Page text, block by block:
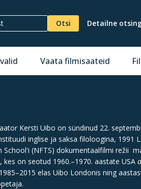
Otsi Detailne
Vaata filmisaateid
Kersti Uibo on sündinud 22.
inglise ja saksa filoloogina, 1991
School'i (NFTS) dokumentaalfilmi režii
on seotud 1960.–1970. aastate USA
elas Uibo Londonis ning